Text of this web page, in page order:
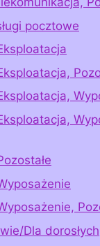
pocztowe
Dla dorosłych